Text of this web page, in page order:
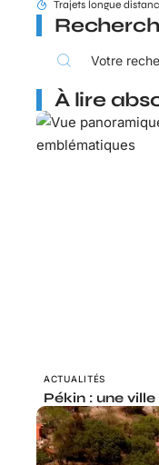
À lire
ACTUALITÉS
Pékin : une